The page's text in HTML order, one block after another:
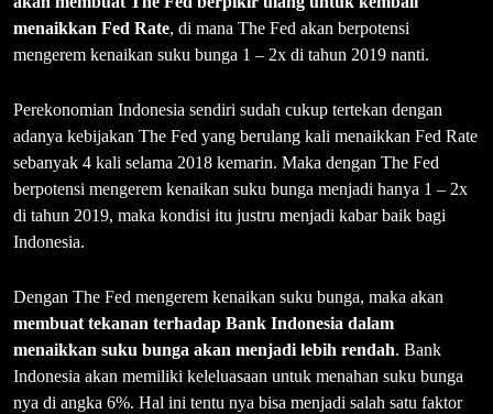
menaikkan Fed Rate, di mana The Fed akan berpotensi
mengerem kenaikan suku bunga 1 – 2x di tahun 2019 nanti.
Perekonomian Indonesia sendiri sudah cukup tertekan dengan
adanya kebijakan The Fed yang berulang kali menaikkan Fed Rate
sebanyak 4 kali selama 2018 kemarin. Maka dengan The Fed
berpotensi mengerem kenaikan suku bunga menjadi hanya 1 – 2x
di tahun 2019, maka kondisi itu justru menjadi kabar baik bagi
Indonesia.
Dengan The Fed mengerem kenaikan suku bunga, maka akan
membuat tekanan terhadap Bank Indonesia dalam
menaikkan suku bunga akan menjadi lebih rendah. Bank
Indonesia akan memiliki keleluasaan untuk menahan suku bunga
nya di angka 6%. Hal ini tentu nya bisa menjadi salah satu faktor